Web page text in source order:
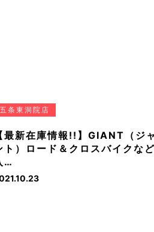
五条東洞院店
【最新在庫情報!!】GIANT（ジ
ト）ロード＆クロスバイクな
…